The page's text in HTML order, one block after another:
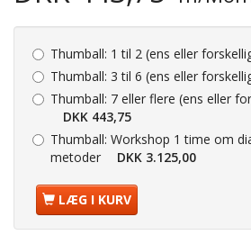
Thumball: 1 til 2 (ens eller
Thumball: 3 til 6 (ens eller
Thumball: 7 eller flere (ens eller
DKK 443,75
Thumball: Workshop 1 time om
metoder
DKK 3.125,00
LÆG I KURV